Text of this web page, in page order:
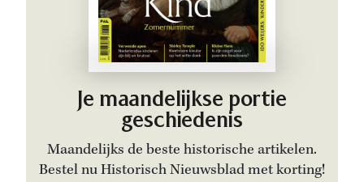
Je maandelijkse portie
geschiedenis
Maandelijks de beste historische artikelen.
Bestel nu Historisch Nieuwsblad met korting!